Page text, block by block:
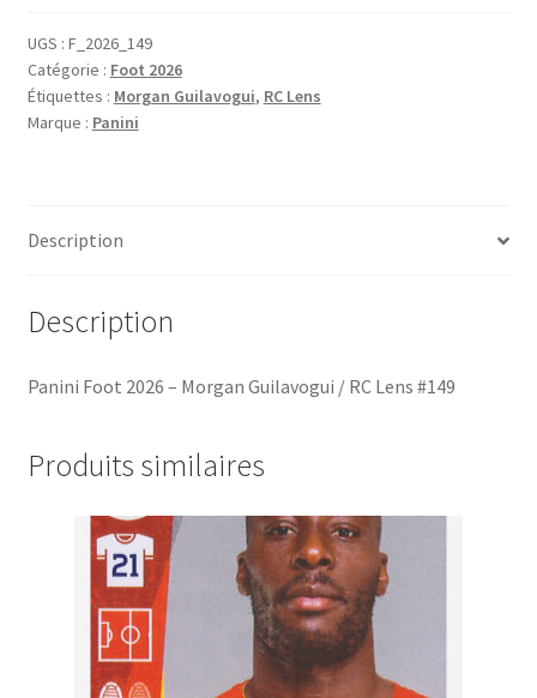
2026
-
Morgan
Guilavogui
#149
UGS : F_2026_149
Catégorie : Foot 2026
Étiquettes : Morgan Guilavogui, RC Lens
Marque : Panini
Description
Description
Panini Foot 2026 – Morgan Guilavogui / RC Lens #149
Produits similaires